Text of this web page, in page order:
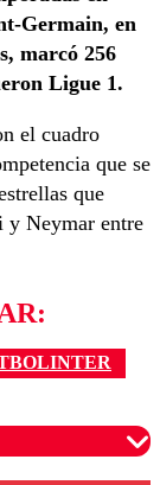
Germain, en
marcó 256
Ligue 1.
el cuadro
que se
que
y Neymar entre